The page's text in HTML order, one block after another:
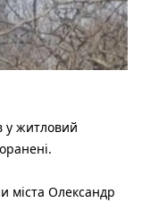
у житловий
міста Олександр